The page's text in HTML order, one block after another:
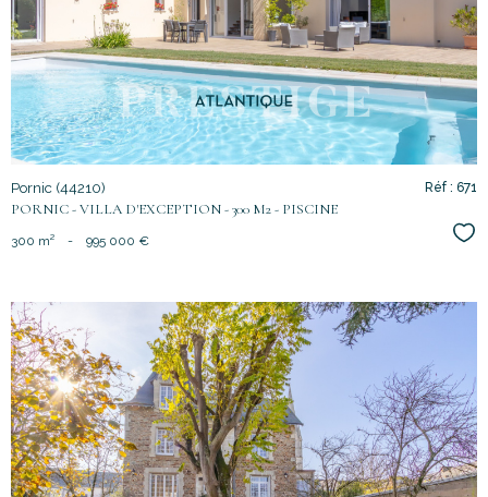
bien
Pornic (44210)
PORNIC - VILLA D'EXCEPTION - 300 M2 - PISCINE
Réf : 671
300 m² - 995 000 €
voir le